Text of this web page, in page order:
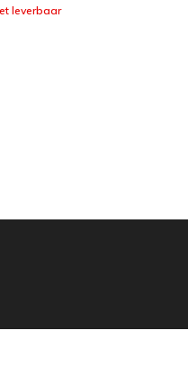
leverbaar